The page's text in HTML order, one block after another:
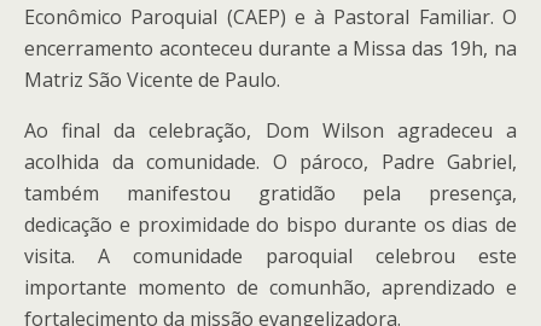
Econômico Paroquial (CAEP) e à Pastoral Familiar. O
encerramento aconteceu durante a Missa das 19h, na
Matriz São Vicente de Paulo.
Ao final da celebração, Dom Wilson agradeceu a
acolhida da comunidade. O pároco, Padre Gabriel,
também manifestou gratidão pela presença,
dedicação e proximidade do bispo durante os dias de
visita. A comunidade paroquial celebrou este
importante momento de comunhão, aprendizado e
fortalecimento da missão evangelizadora.